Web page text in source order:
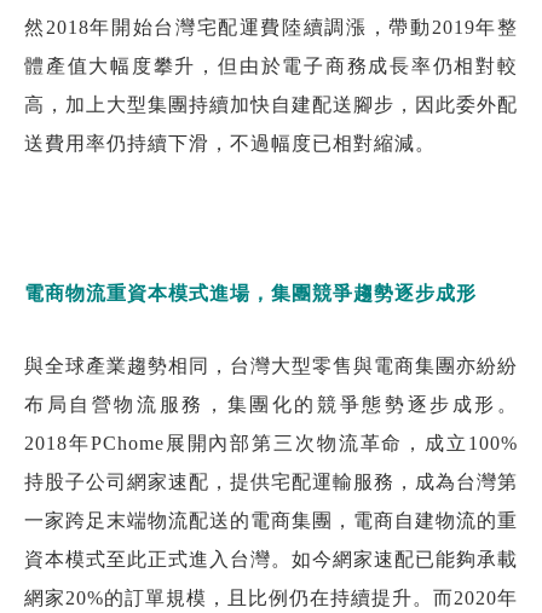
然2018年開始台灣宅配運費陸續調漲，帶動2019年整
體產值大幅度攀升，但由於電子商務成長率仍相對較
高，加上大型集團持續加快自建配送腳步，因此委外配
送費用率仍持續下滑，不過幅度已相對縮減。
電商物流重資本模式進場，集團競爭趨勢逐步成形
與全球產業趨勢相同，台灣大型零售與電商集團亦紛紛
布局自營物流服務，集團化的競爭態勢逐步成形。
2018年PChome展開內部第三次物流革命，成立100%
持股子公司網家速配，提供宅配運輸服務，成為台灣第
一家跨足末端物流配送的電商集團，電商自建物流的重
資本模式至此正式進入台灣。如今網家速配已能夠承載
網家20%的訂單規模，且比例仍在持續提升。而2020年